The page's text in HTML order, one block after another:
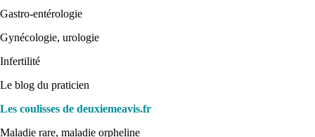
Gastro-entérologie
Gynécologie, urologie
Infertilité
Le blog du praticien
Les coulisses de deuxiemeavis.fr
Maladie rare, maladie orpheline